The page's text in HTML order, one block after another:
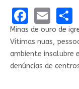
Minas de ouro de
Vítimas nuas,
ambiente insalubre
denúncias de